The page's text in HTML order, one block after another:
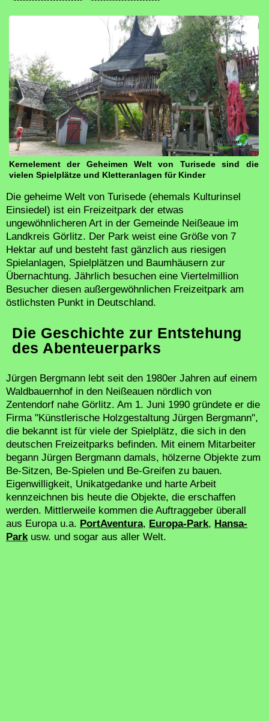
Kernelement der Geheimen Welt von Turisede sind die
vielen Spielplätze und Kletteranlagen für Kinder
Die geheime Welt von Turisede (ehemals Kulturinsel
Einsiedel) ist ein Freizeitpark der etwas
ungewöhnlicheren Art in der Gemeinde Neißeaue im
Landkreis Görlitz. Der Park weist eine Größe von 7
Hektar auf und besteht fast gänzlich aus riesigen
Spielanlagen, Spielplätzen und Baumhäusern zur
Übernachtung. Jährlich besuchen eine Viertelmillion
Besucher diesen außergewöhnlichen Freizeitpark am
östlichsten Punkt in Deutschland.
Die Geschichte zur Entstehung
des Abenteuerparks
Jürgen Bergmann lebt seit den 1980er Jahren auf einem
Waldbauernhof in den Neißeauen nördlich von
Zentendorf nahe Görlitz. Am 1. Juni 1990 gründete er die
Firma "Künstlerische Holzgestaltung Jürgen Bergmann",
die bekannt ist für viele der Spielplätz, die sich in den
deutschen Freizeitparks befinden. Mit einem Mitarbeiter
begann Jürgen Bergmann damals, hölzerne Objekte zum
Be-Sitzen, Be-Spielen und Be-Greifen zu bauen.
Eigenwilligkeit, Unikatgedanke und harte Arbeit
kennzeichnen bis heute die Objekte, die erschaffen
werden. Mittlerweile kommen die Auftraggeber überall
aus Europa u.a. PortAventura, Europa-Park, Hansa-
Park usw. und sogar aus aller Welt.